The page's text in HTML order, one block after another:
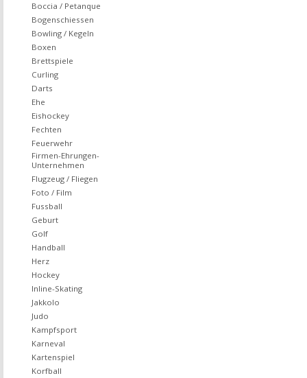
Boccia / Petanque
Bogenschiessen
Bowling / Kegeln
Boxen
Brettspiele
Curling
Darts
Ehe
Eishockey
Fechten
Feuerwehr
Firmen-Ehrungen-
Unternehmen
Flugzeug / Fliegen
Foto / Film
Fussball
Geburt
Golf
Handball
Herz
Hockey
Inline-Skating
Jakkolo
Judo
Kampfsport
Karneval
Kartenspiel
Korfball